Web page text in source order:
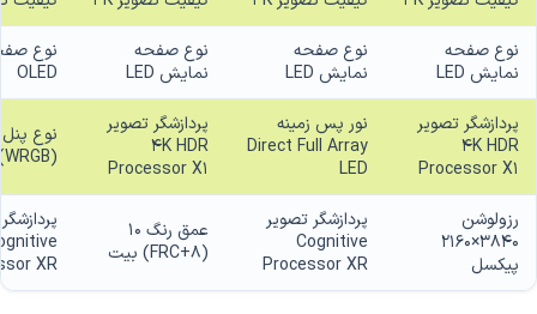
نوع صفحه
نمایش LED
نوع صفحه
نمایش LED
نوع صفحه
نمایش LED
نوع
OLED
پردازشگر تصویر
4K HDR
Processor X1
نور پس زمینه
Direct Full Array
LED
پردازشگر تصویر
4K HDR
Processor X1
رزولوشن
3840×2160
پیکسل
پردازشگر تصویر
Cognitive
Processor XR
عمق رنگ 10
(8+FRC) بیت
XR